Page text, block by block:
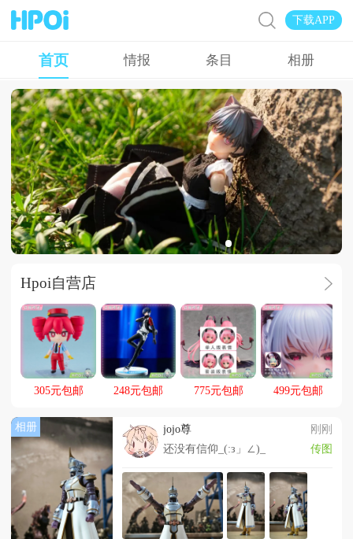
下载APP
首页 情报 条目 相册
菲奇子的新衣服
Hpoi自营店
305元包邮 248元包邮 775元包邮 499元包邮
相册 jojo尊
刚刚
还没有信仰_(:з」∠)_
传图